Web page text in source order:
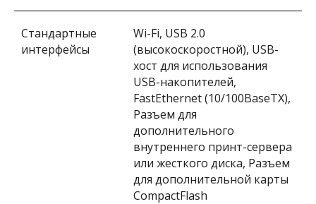
Стандартные
интерфейсы
Wi-Fi, USB 2.0
(высокоскоростной), USB-
хост для использования
USB-накопителей,
FastEthernet (10/100BaseTX),
Разъем для
дополнительного
внутреннего принт-сервера
или жесткого диска, Разъем
для дополнительной карты
CompactFlash